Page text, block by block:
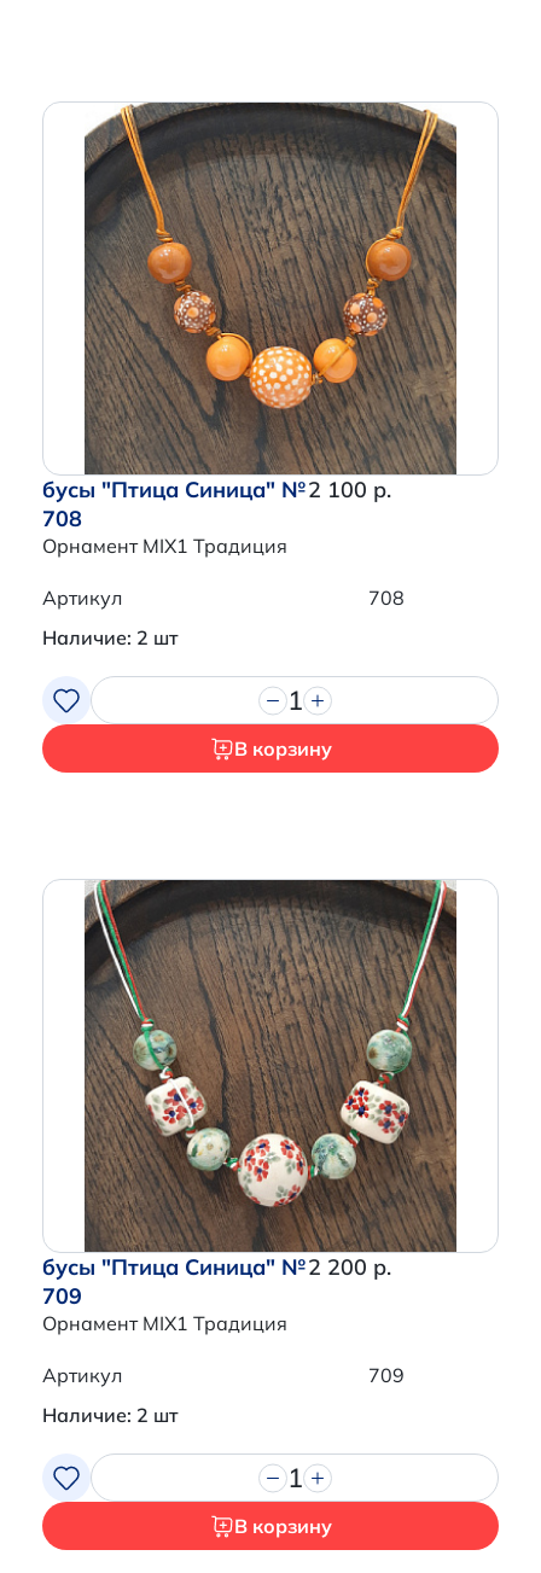
бусы "Птица Синица" №
708
Орнамент MIX1 Традиция
2 100 р.
Артикул
708
Наличие: 2 шт
1
В корзину
бусы "Птица Синица" №
709
Орнамент MIX1 Традиция
2 200 р.
Артикул
709
Наличие: 2 шт
1
В корзину